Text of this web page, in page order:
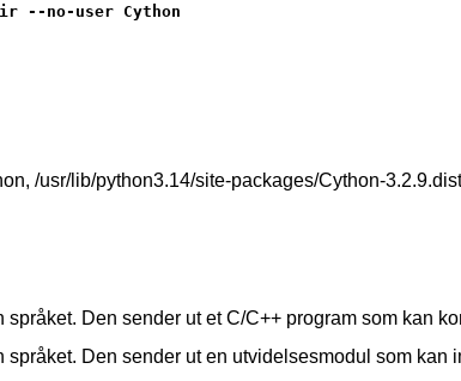
--no-user Cython
/usr/lib/python3.14/site-packages/Cython-
Den sender ut et C/C++ program som kan
Den sender ut en utvidelsesmodul som kan